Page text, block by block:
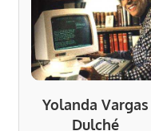
Yolanda Vargas
Dulché